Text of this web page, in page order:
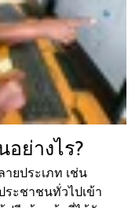
ย่างไร?
ยประเภท เช่น
ระชาชนทั่วไปเข้า